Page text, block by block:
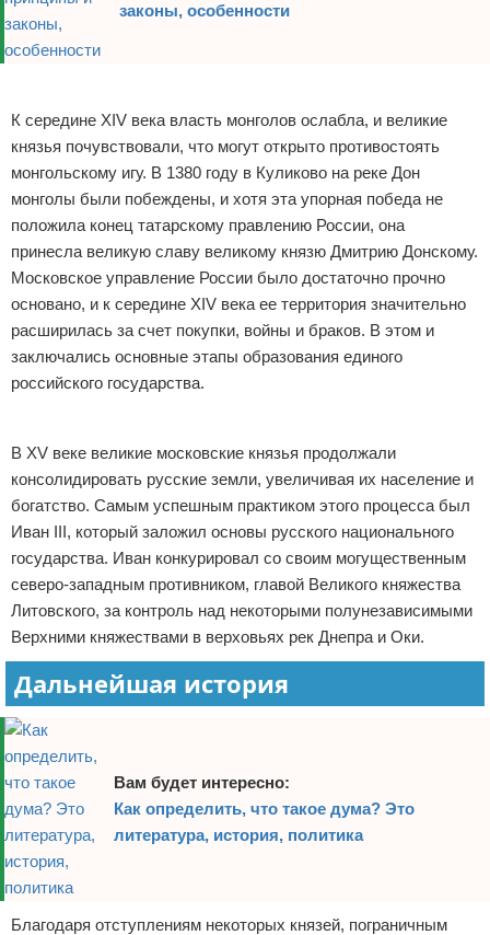
законы, особенности
К середине XIV века власть монголов ослабла, и великие
князья почувствовали, что могут открыто противостоять
монгольскому игу. В 1380 году в Куликово на реке Дон
монголы были побеждены, и хотя эта упорная победа не
положила конец татарскому правлению России, она
принесла великую славу великому князю Дмитрию Донскому.
Московское управление России было достаточно прочно
основано, и к середине XIV века ее территория значительно
расширилась за счет покупки, войны и браков. В этом и
заключались основные этапы образования единого
российского государства.
В XV веке великие московские князья продолжали
консолидировать русские земли, увеличивая их население и
богатство. Самым успешным практиком этого процесса был
Иван III, который заложил основы русского национального
государства. Иван конкурировал со своим могущественным
северо-западным противником, главой Великого княжества
Литовского, за контроль над некоторыми полунезависимыми
Верхними княжествами в верховьях рек Днепра и Оки.
Дальнейшая история
Вам будет интересно:
Как определить, что такое дума? Это
литература, история, политика
Благодаря отступлениям некоторых князей, пограничным